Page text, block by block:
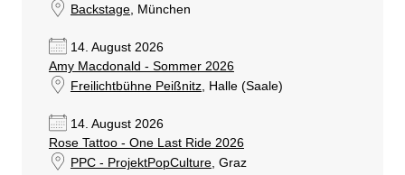
Backstage, München
14. August 2026
Amy Macdonald - Sommer 2026
Freilichtbühne Peißnitz, Halle (Saale)
14. August 2026
Rose Tattoo - One Last Ride 2026
PPC - ProjektPopCulture, Graz